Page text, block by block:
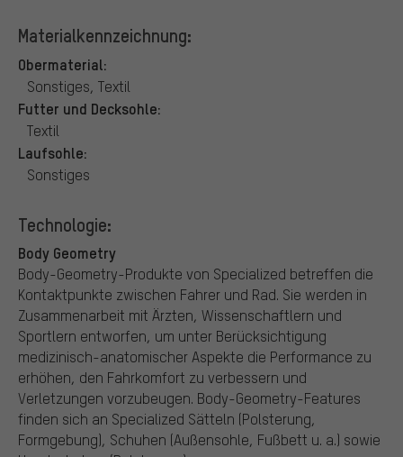
Materialkennzeichnung:
Obermaterial:
Sonstiges, Textil
Futter und Decksohle:
Textil
Laufsohle:
Sonstiges
Technologie:
Body Geometry
Body-Geometry-Produkte von Specialized betreffen die
Kontaktpunkte zwischen Fahrer und Rad. Sie werden in
Zusammenarbeit mit Ärzten, Wissenschaftlern und
Sportlern entworfen, um unter Berücksichtigung
medizinisch-anatomischer Aspekte die Performance zu
erhöhen, den Fahrkomfort zu verbessern und
Verletzungen vorzubeugen. Body-Geometry-Features
finden sich an Specialized Sätteln (Polsterung,
Formgebung), Schuhen (Außensohle, Fußbett u. a.) sowie